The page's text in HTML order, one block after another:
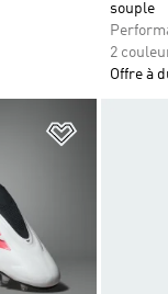
souple
2
Offre à
Ajouter à